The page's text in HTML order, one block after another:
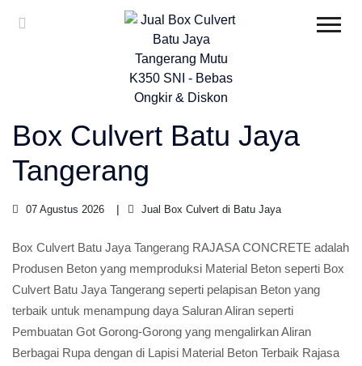
Box Culvert Batu Jaya
Tangerang
07 Agustus 2026 Jual Box Culvert di Batu Jaya
Box Culvert Batu Jaya Tangerang RAJASA CONCRETE adalah
Produsen Beton yang memproduksi Material Beton seperti Box
Culvert Batu Jaya Tangerang seperti pelapisan Beton yang
terbaik untuk menampung daya Saluran Aliran seperti
Pembuatan Got Gorong-Gorong yang mengalirkan Aliran
Berbagai Rupa dengan di Lapisi Material Beton Terbaik Rajasa